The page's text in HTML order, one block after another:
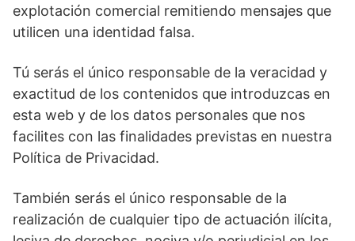
explotación comercial remitiendo mensajes que
utilicen una identidad falsa.
Tú serás el único responsable de la veracidad y
exactitud de los contenidos que introduzcas en
esta web y de los datos personales que nos
facilites con las finalidades previstas en nuestra
Política de Privacidad.
También serás el único responsable de la
realización de cualquier tipo de actuación ilícita,